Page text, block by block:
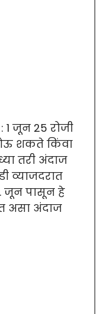
1 जून 25 रोजी
शकते किंवा
तरी अंदाज
व्याजदरात
जून पासून हे
असा अंदाज